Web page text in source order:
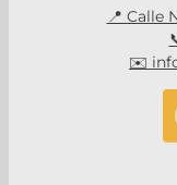
📍 Calle
✉️